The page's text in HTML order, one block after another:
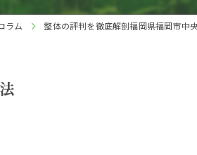
ラム 整体の評判を徹底解剖福岡県福岡市中